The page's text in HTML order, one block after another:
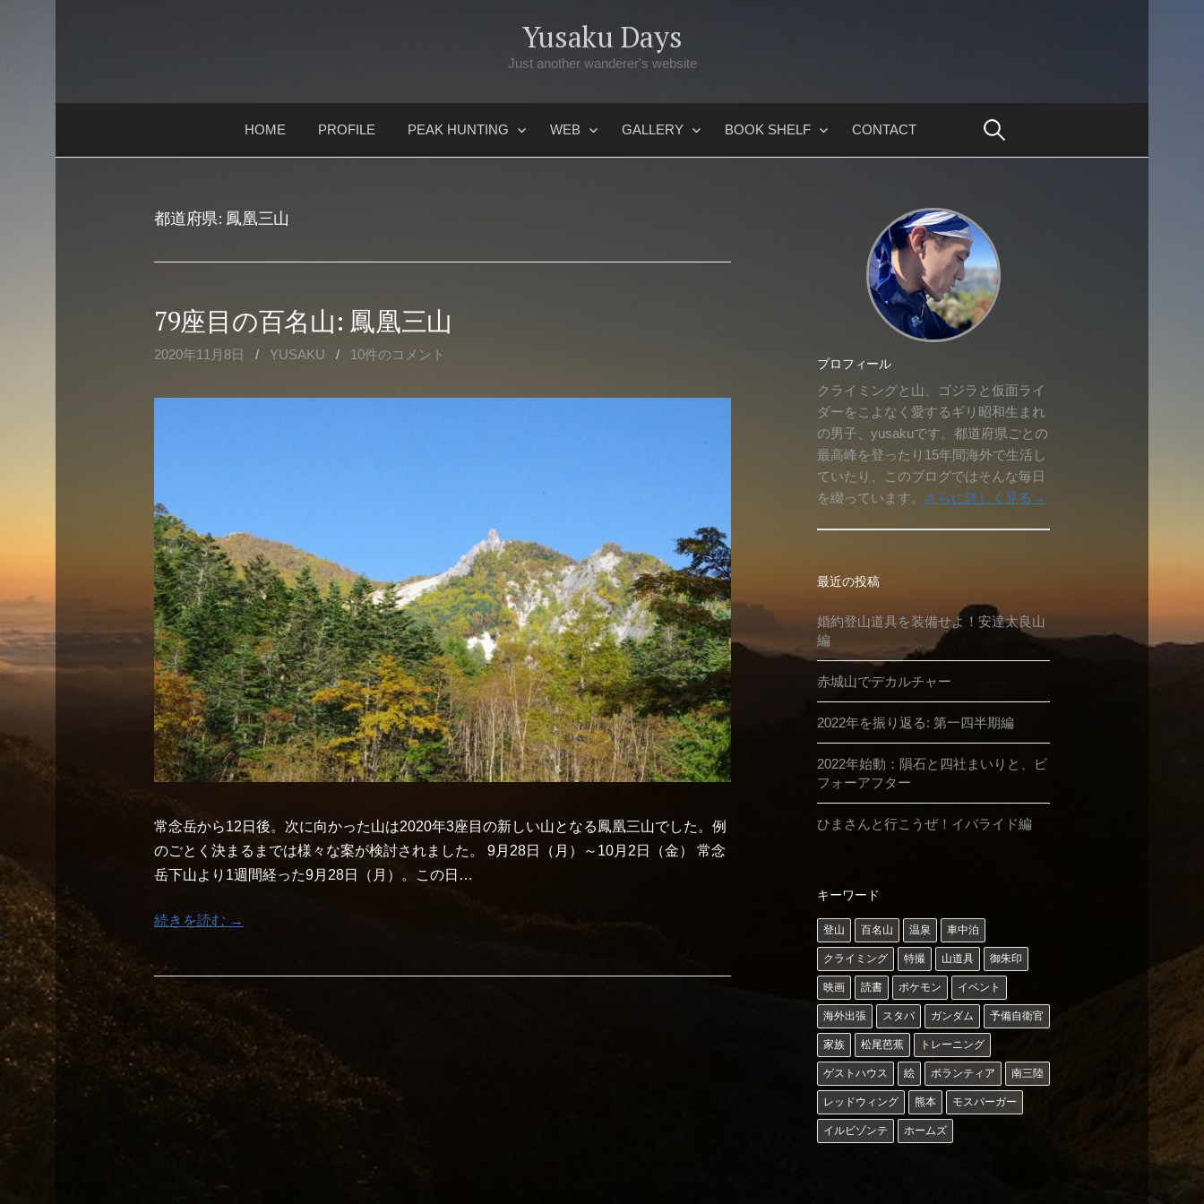
ツ
ス
Yusaku Days
Just another wanderer's website
HOME PROFILE PEAK HUNTING WEB GALLERY BOOK SHELF CONTACT
都道府県: 鳳凰三山
79座目の百名山: 鳳凰三山
2020年11月8日 / YUSAKU / 10件のコメント
常念岳から12日後。次に向かった山は2020年3座目の新しい山となる鳳凰三山でした。例
のごとく決まるまでは様々な案が検討されました。 9月28日（月）～10月2日（金） 常念
岳下山より1週間経った9月28日（月）。この日…
続きを読む →
プロフィール
クライミングと山、ゴジラと仮面ライ
ダーをこよなく愛するギリ昭和生まれ
の男子、yusakuです。都道府県ごとの
最高峰を登ったり15年間海外で生活し
ていたり、このブログではそんな毎日
を綴っています。
さらに詳しく見る→
最近の投稿
婚約登山道具を装備せよ！安達太良山
編
赤城山でデカルチャー
2022年を振り返る: 第一四半期編
2022年始動：隕石と四社まいりと、ビ
フォーアフター
ひまさんと行こうぜ！イバライド編
キーワード
登山 百名山 温泉 車中泊
クライミング 特撮 山道具 御朱印
映画 読書 ポケモン イベント
海外出張 スタバ ガンダム 予備自衛官
家族 松尾芭蕉 トレーニング
ゲストハウス 絵 ボランティア 南三陸
レッドウィング 熊本 モスバーガー
イルビゾンテ ホームズ